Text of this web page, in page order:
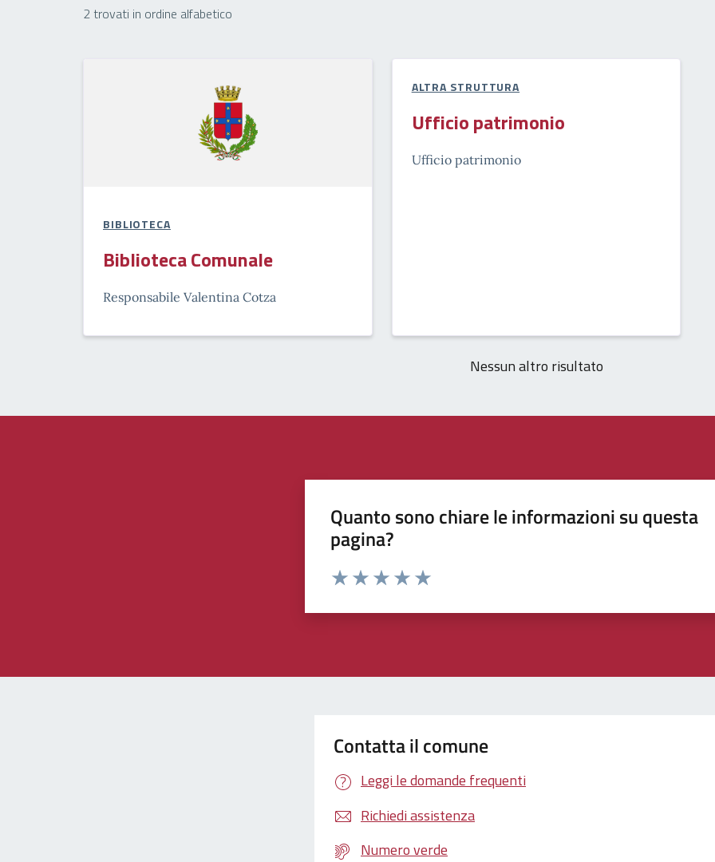
2 trovati in ordine alfabetico
BIBLIOTECA
Biblioteca Comunale
Responsabile Valentina Cotza
ALTRA STRUTTURA
Ufficio patrimonio
Ufficio patrimonio
Nessun altro risultato
Quanto sono chiare le informazioni su questa
pagina?
Contatta il comune
Leggi le domande frequenti
Richiedi assistenza
Numero verde